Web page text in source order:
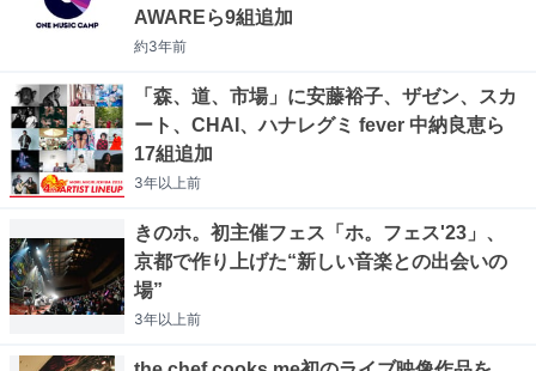
AWAREら9組追加
約3年前
「森、道、市場」に安藤裕子、ザゼン、スカ
ート、CHAI、ハナレグミ fever 中納良恵ら
17組追加
3年以上前
きのホ。初主催フェス「ホ。フェス'23」、
京都で作り上げた“新しい音楽との出会いの
場”
3年以上前